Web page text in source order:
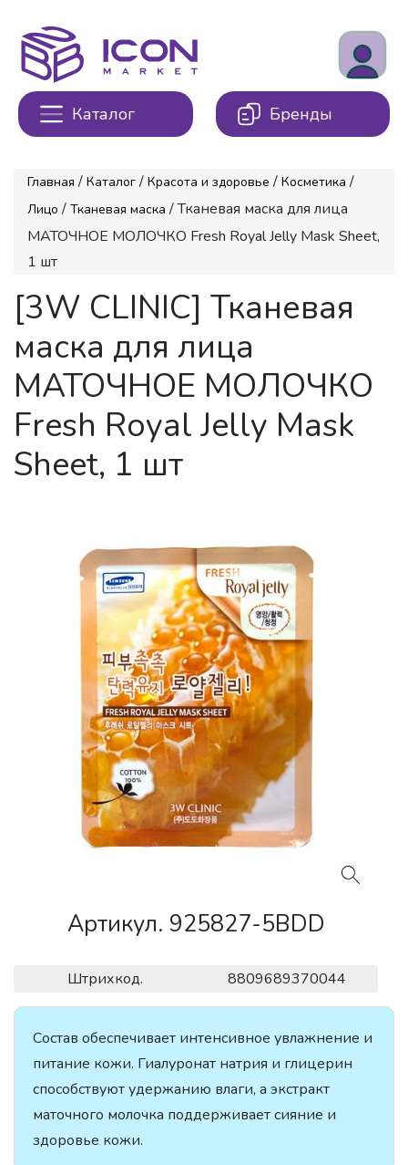
Каталог Бренды
Главная / Каталог / Красота и здоровье / Косметика /
Лицо / Тканевая маска / Тканевая маска для лица
МАТОЧНОЕ МОЛОЧКО Fresh Royal Jelly Mask Sheet,
1 шт
[3W CLINIC] Тканевая
маска для лица
МАТОЧНОЕ МОЛОЧКО
Fresh Royal Jelly Mask
Sheet, 1 шт
Артикул. 925827-5BDD
Штрихкод. 8809689370044
Состав обеспечивает интенсивное увлажнение и
питание кожи. Гиалуронат натрия и глицерин
способствуют удержанию влаги, а экстракт
маточного молочка поддерживает сияние и
здоровье кожи.